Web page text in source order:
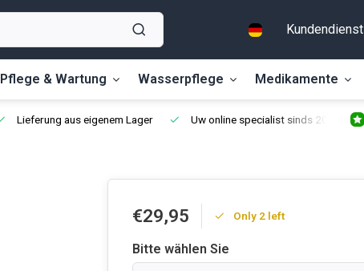
Kundendienst
Pflege & Wartung Wasserpflege Medikamente
Lieferung aus eigenem Lager Uw online specialist sinds 2014
€29,95 Only 2 left
Bitte wählen Sie